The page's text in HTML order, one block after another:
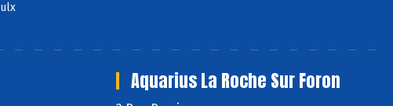
Aquarius La Roche Sur Foron